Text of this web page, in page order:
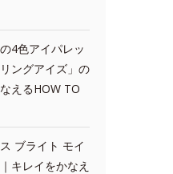
4色アイパレッ
ングアイズ」の
えるHOW TO
ブライト モイ
キレイをかなえ